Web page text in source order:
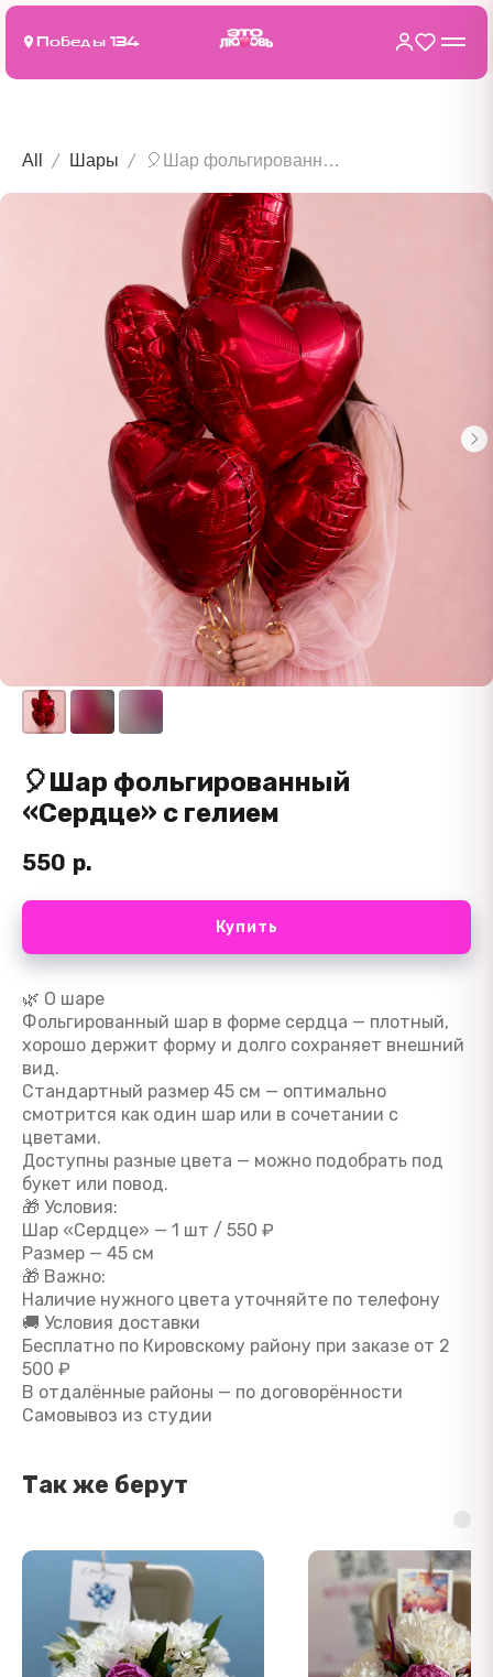
Победы 134
All Шары 🎈Шар фольгированный «Сердце» с гелием
🎈Шар фольгированный
«Сердце» с гелием
550 р.
Купить
🌿 О шаре
Фольгированный шар в форме сердца — плотный,
хорошо держит форму и долго сохраняет внешний
вид.
Стандартный размер 45 см — оптимально
смотрится как один шар или в сочетании с
цветами.
Доступны разные цвета — можно подобрать под
букет или повод.
🎁 Условия:
Шар «Сердце» — 1 шт / 550 ₽
Размер — 45 см
🎁 Важно:
Наличие нужного цвета уточняйте по телефону
🚚 Условия доставки
Бесплатно по Кировскому району при заказе от 2
500 ₽
В отдалённые районы — по договорённости
Самовывоз из студии
Так же берут